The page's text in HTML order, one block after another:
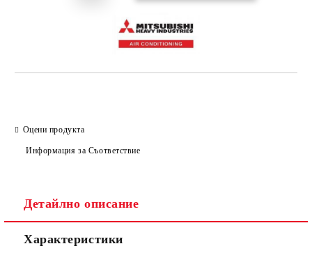
Оцени продукта
Информация за Съответствие
Детайлно описание
Характеристики